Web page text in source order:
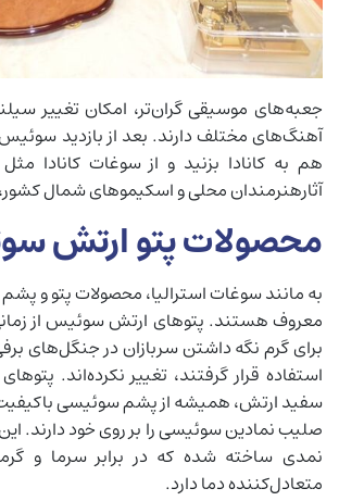
جعبه‌های موسیقی گران‌تر، امکان تغییر
آهنگ‌های مختلف دارند. بعد از بازدید
هم به کانادا بزنید و از سوغات کانادا
آثارهنرمندان محلی و اسکیمو‌های شمال
محصولات پتو ارتش
به مانند سوغات استرالیا، محصولات پتو و
معروف هستند. پتوهای ارتش سوئیس از زمانی
برای گرم نگه داشتن سربازان در جنگل‌های
استفاده قرار گرفتند، تغییر نکرده‌اند.
سفید ارتش، همیشه از پشم سوئیسی
صلیب نمادین سوئیسی را بر روی خود دارند.
نمدی ساخته شده که در برابر سرما و
متعادل‌کننده دما دارد.